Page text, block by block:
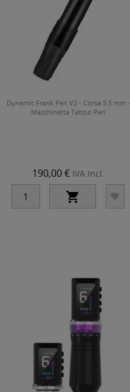
Dynamic Frank Pen V2 - Corsa 3.5 mm -
Macchinetta Tattoo Pen
190,00 € IVA Incl.
 